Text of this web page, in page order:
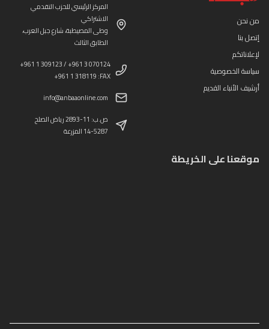
من نحن
إتصل بنا
لإعلاناتكم
سياسة الخصوصية
أرشيف الأنباء القديم
المركز الرئيسي للحزب التقدمي
الاشتراكي
وطى المصيطبة، شارع جبل العرب،
الطابق الثالث
+961 1 309123 / +961 3 070124
+961 1 318119 :FAX
info@anbaaonline.com
ص.ب: 11-2893 رياض الصلح
14-5287 المزرعة
موقعنا على الخريطة